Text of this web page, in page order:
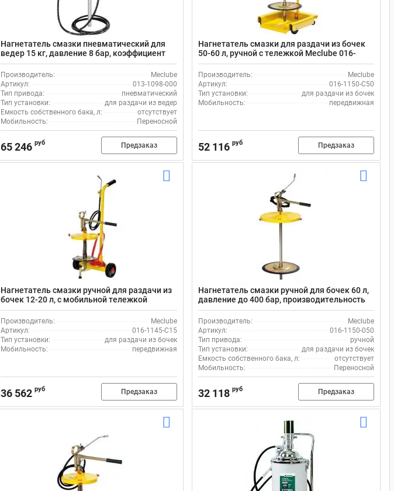
Нагнетатель смазки пневматический для
ведер 15 кг, давление 8 бар, коэффициент
сжатия 60:1 Meclube 013-1098-000
Производитель:
Meclube
Артикул:
013-1098-000
Тип привода:
пневматический
Тип установки:
для раздачи из ведер
Емкость собственного бака, л:
отсутствует
Мобильность:
Переносной
65 246 руб Предзаказ
Нагнетатель смазки для раздачи из бочек
50-60 л, ручной с тележкой Meclube 016-
1150-C50
Производитель:
Meclube
Артикул:
016-1150-C50
Тип установки:
для раздачи из бочек
Мобильность:
передвижная
52 116 руб Предзаказ
Нагнетатель смазки ручной для раздачи из
бочек 12-20 л, с мобильной тележкой
Meclube 016-1145-C15
Производитель:
Meclube
Артикул:
016-1145-C15
Тип установки:
для раздачи из бочек
Мобильность:
передвижная
36 562 руб Предзаказ
Нагнетатель смазки ручной для бочек 60 л,
давление до 400 бар, производительность
600 г/ход Meclube 016-1150-050
Производитель:
Meclube
Артикул:
016-1150-050
Тип привода:
ручной
Тип установки:
для раздачи из бочек
Емкость собственного бака, л:
отсутствует
Мобильность:
Переносной
32 118 руб Предзаказ